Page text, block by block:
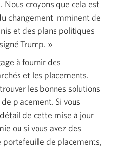
Nous croyons que cela est
changement imminent de
et des plans politiques
Trump. »
à fournir des
et les placements.
les bonnes solutions
placement. Si vous
de cette mise à jour
ou si vous avez des
portefeuille de placements,